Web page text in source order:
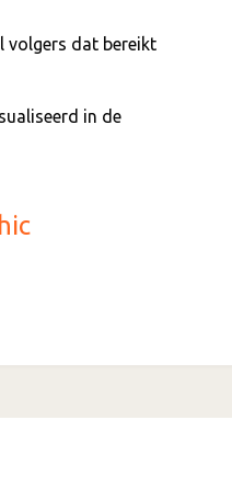
volgers dat bereikt
in de